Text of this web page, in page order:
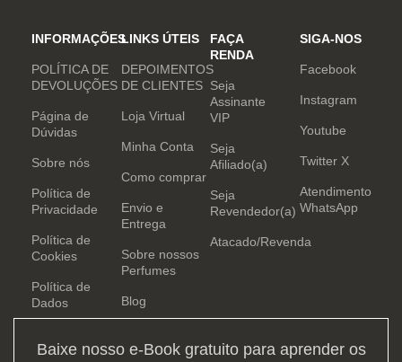
e determinação.
INFORMAÇÕES
POLÍTICA DE
DEVOLUÇÕES
Página de
Dúvidas
Sobre nós
Política de
Privacidade
Política de
Cookies
Política de
Dados
LINKS ÚTEIS
DEPOIMENTOS
DE CLIENTES
Loja Virtual
Minha Conta
Como comprar
Envio e
Entrega
Sobre nossos
Perfumes
Blog
FAÇA
RENDA
Seja
Assinante
VIP
Seja
Afiliado(a)
Seja
Revendedor(a)
Atacado/Revenda
SIGA-NOS
Facebook
Instagram
Youtube
Twitter X
Atendimento
WhatsApp
Baixe nosso e-Book gratuito para aprender os